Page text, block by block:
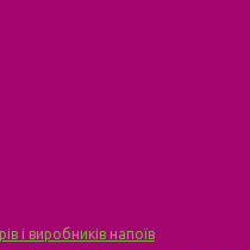
і виробників напоїв